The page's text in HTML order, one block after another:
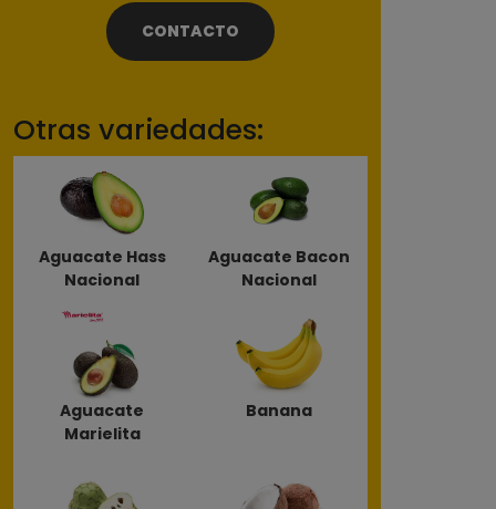
CONTACTO
Otras variedades:
Aguacate Hass
Nacional
Aguacate Bacon
Nacional
Aguacate
Marielita
Banana